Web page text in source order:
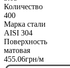
Количество
400
Марка стали
AISI 304
Поверхность
матовая
455.06грн/м